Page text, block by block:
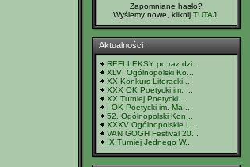
Zapomniane hasło?
Wyślemy nowe, kliknij TUTAJ
Aktualności
REFLLEKSY po raz dzi...
XLVI Ogólnopolski Ko...
XX Konkurs Literacki...
XXX OK Poetycki im. ...
XX Turniej Poetycki ...
I OK Poetycki im. Ma...
52. Ogólnopolski Kon...
XXXV Ogólnopolskie L...
VAN GOGH Festival 20...
IX Turniej Jednego W...